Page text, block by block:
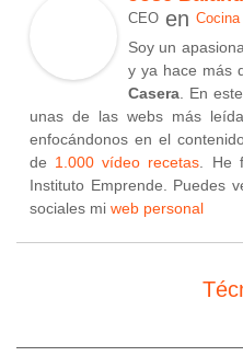
CEO en Cocina
Soy un
y ya hace más
Casera . En
unas de las webs más
enfocándonos en el
de 1.000 vídeo recetas . He
Instituto Emprende. Puedes
sociales mi web personal